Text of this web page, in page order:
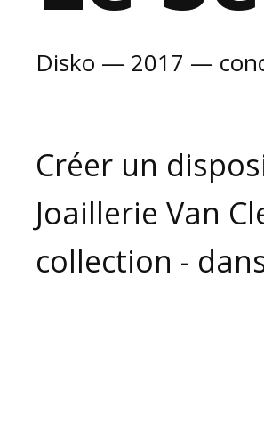
Disko — 2017 —
Créer un
Joaillerie Van
collection -